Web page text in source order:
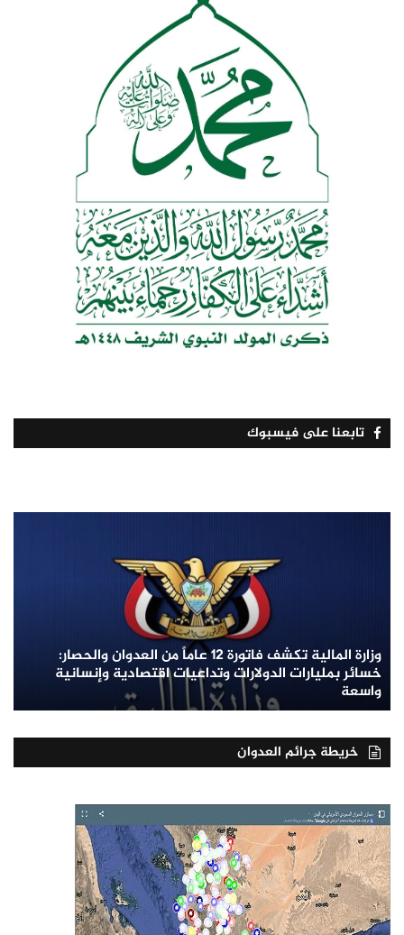
تابعنا على فيسبوك
وزارة المالية تكشف فاتورة 12 عاماً من العدوان والحصار:
خسائر بمليارات الدولارات وتداعيات اقتصادية وإنسانية
واسعة
خريطة جرائم العدوان